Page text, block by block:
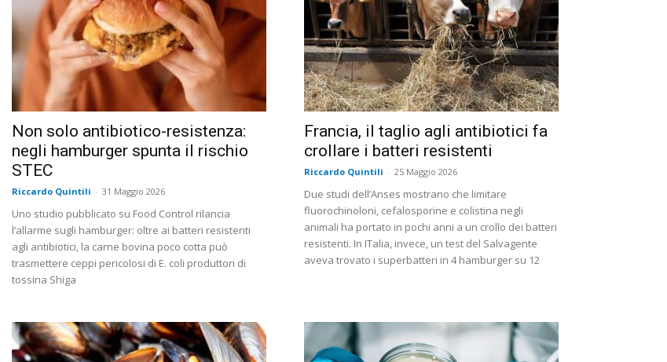
Non solo antibiotico-resistenza:
negli hamburger spunta il rischio
STEC
Riccardo Quintili - 31 Maggio 2026
Uno studio pubblicato su Food Control rilancia
l’allarme sugli hamburger: oltre ai batteri resistenti
agli antibiotici, la carne bovina poco cotta può
trasmettere ceppi pericolosi di E. coli produttori di
tossina Shiga
Francia, il taglio agli antibiotici fa
crollare i batteri resistenti
Riccardo Quintili - 25 Maggio 2026
Due studi dell’Anses mostrano che limitare
fluorochinoloni, cefalosporine e colistina negli
animali ha portato in pochi anni a un crollo dei batteri
resistenti. In ITalia, invece, un test del Salvagente
aveva trovato i superbatteri in 4 hamburger su 12